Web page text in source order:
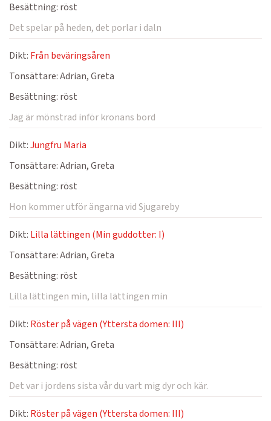
Besättning: röst
Det spelar på heden, det porlar i daln
Dikt: Från beväringsåren
Tonsättare:Adrian, Greta
Besättning: röst
Jag är mönstrad inför kronans bord
Dikt:Jungfru Maria
Tonsättare:Adrian, Greta
Besättning: röst
Hon kommer utför ängarna vid Sjugareby
Dikt: Lilla lättingen (Min guddotter: I)
Tonsättare:Adrian, Greta
Besättning: röst
Lilla lättingen min, lilla lättingen min
Dikt: Röster på vägen (Yttersta domen: III)
Tonsättare:Adrian, Greta
Besättning: röst
Det var i jordens sista vår du vart mig dyr och kär.
Dikt: Röster på vägen (Yttersta domen: III)